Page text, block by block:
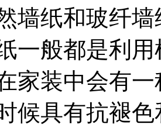
墙纸和玻纤
一般都是利
家装中会有
候具有抗褪